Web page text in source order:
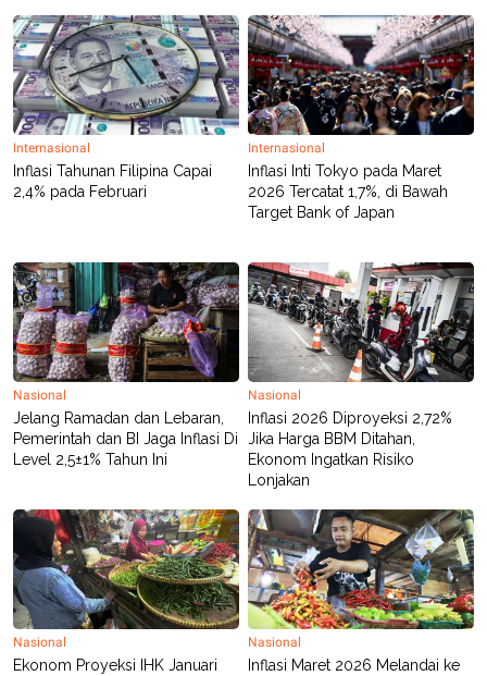
D
L
A
N
G
G
A
N
A
N
A
K
K
I
N
E
R
J
A
E
M
N
E
P
A
P
E
R
A
D
V
E
R
T
I
S
I
N
K
D
I
A
.
I
D
Internasional
Inflasi Tahunan Filipina Capai
2,4% pada Februari
Internasional
Inflasi Inti Tokyo pada Maret
2026 Tercatat 1,7%, di Bawah
Target Bank of Japan
Nasional
Jelang Ramadan dan Lebaran,
Pemerintah dan BI Jaga Inflasi Di
Level 2,5±1% Tahun Ini
Nasional
Inflasi 2026 Diproyeksi 2,72%
Jika Harga BBM Ditahan,
Ekonom Ingatkan Risiko
Lonjakan
Nasional
Ekonom Proyeksi IHK Januari
Nasional
Inflasi Maret 2026 Melandai ke